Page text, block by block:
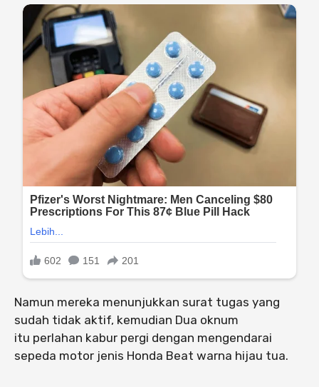
Namun mereka menunjukkan surat tugas yang
sudah tidak aktif, kemudian Dua oknum
itu perlahan kabur pergi dengan mengendarai
sepeda motor jenis Honda Beat warna hijau tua.